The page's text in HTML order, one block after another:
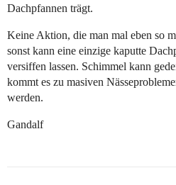
Dachpfannen trägt.
Keine Aktion, die man mal eben so
sonst kann eine einzige kaputte
versiffen lassen. Schimmel kann
kommt es zu masiven
werden.
Gandalf